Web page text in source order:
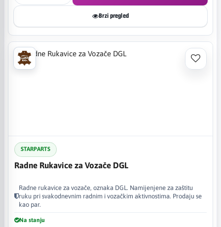
Brzi pregled
STARPARTS
Radne Rukavice za Vozače DGL
Radne rukavice za vozače, oznaka DGL. Namijenjene za zaštitu
ruku pri svakodnevnim radnim i vozačkim aktivnostima. Prodaju se
kao par.
Na stanju